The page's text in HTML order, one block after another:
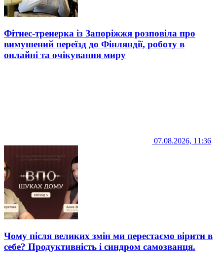
Фітнес-тренерка із Запоріжжя розповіла про
вимушений переїзд до Фінляндії, роботу в
онлайні та очікування миру
07.08.2026, 11:36
Чому після великих змін ми перестаємо вірити в
себе? Продуктивність і синдром самозванця.